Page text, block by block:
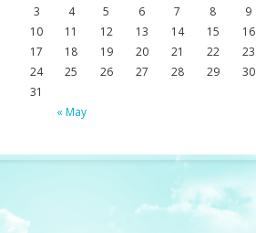
« May
3
4 5 6 7 8
9
10
11 12 13 14 15
16
17
18 19 20 21 22
23
24
25 26 27 28 29
30
31